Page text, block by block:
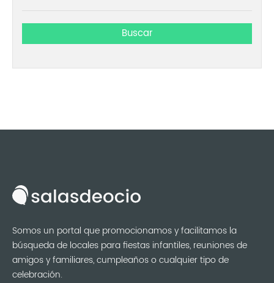
Somos un portal que promocionamos y facilitamos la
búsqueda de locales para fiestas infantiles, reuniones de
amigos y familiares, cumpleaños o cualquier tipo de
celebración.